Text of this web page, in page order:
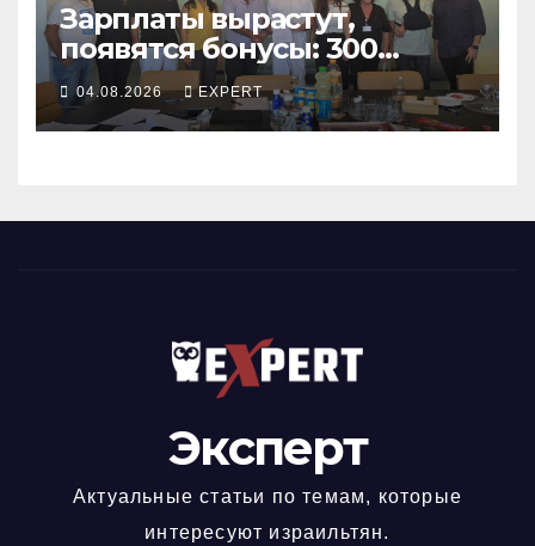
Зарплаты вырастут,
появятся бонусы: 300
сотрудников «Штраус»
получили новый
коллективный договор
04.08.2026 EXPERT
Эксперт
Актуальные статьи по темам, которые
интересуют израильтян.